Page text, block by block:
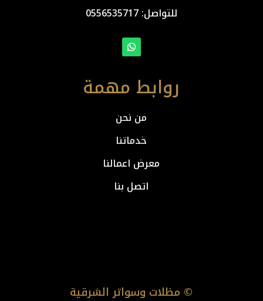
للتواصل: ⁦0556535717
روابط مهمة
من نحن
خدماتنا
معرض اعمالنا
اتصل بنا
© مظلات وسواتر الشرقية